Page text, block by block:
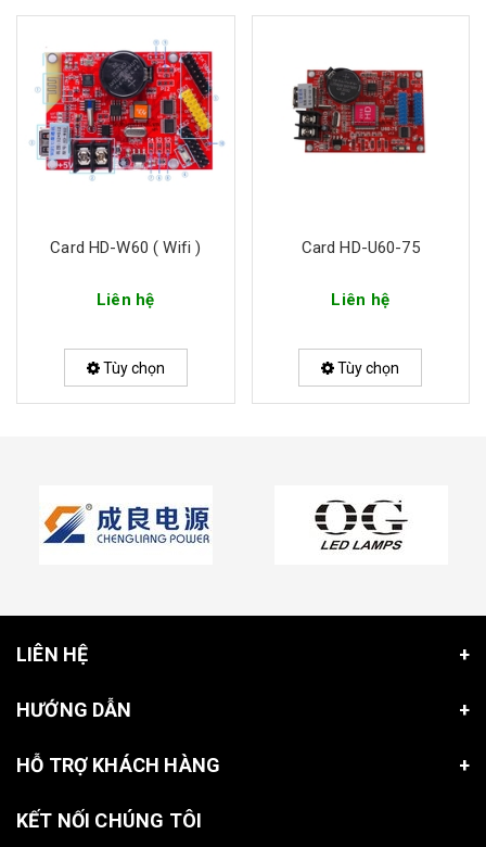
Card HD-W60 ( Wifi )
Liên hệ
Tùy chọn
Card HD-U60-75
Liên hệ
Tùy chọn
LIÊN HỆ
HƯỚNG DẪN
HỖ TRỢ KHÁCH HÀNG
KẾT NỐI CHÚNG TÔI